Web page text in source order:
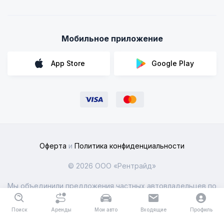
Мобильное приложение
App Store Google Play
Оферта и Политика конфиденциальности
© 2026 ООО «Рентрайд»
Мы объединили предложения частных автовладельцев по
всей России
Поиск Аренды Мои авто Входящие Профиль